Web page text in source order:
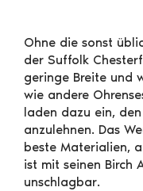
Ohne die sonst
der Suffolk
geringe Breite und
wie andere
laden dazu ein,
anzulehnen. Das
beste Materialien,
ist mit seinen Birch
unschlagbar.